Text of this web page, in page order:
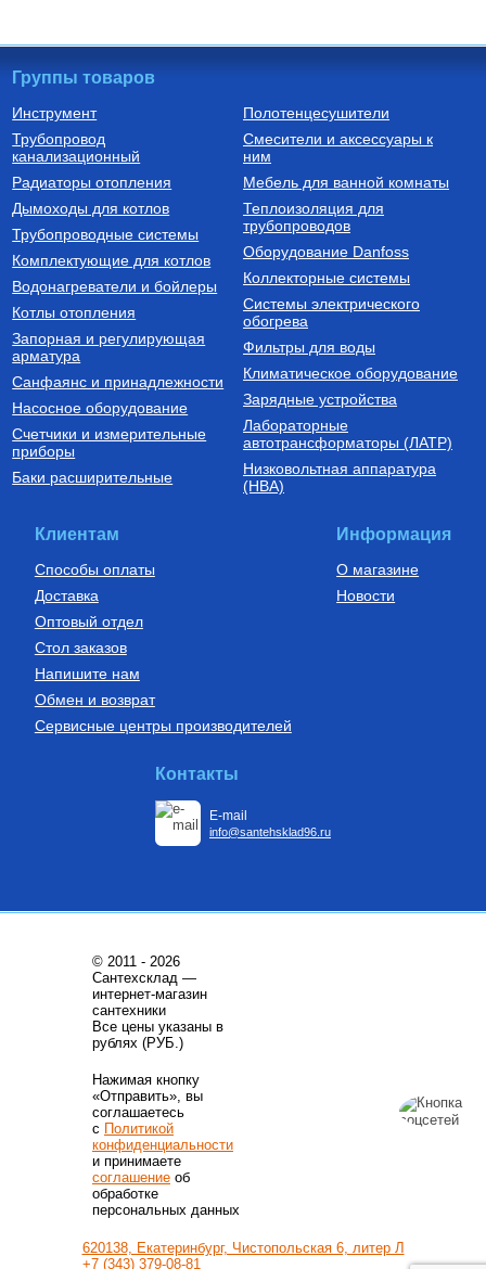
Группы товаров
Инструмент
Трубопровод
канализационный
Радиаторы отопления
Дымоходы для котлов
Трубопроводные системы
Комплектующие для котлов
Водонагреватели и бойлеры
Котлы отопления
Запорная и регулирующая
арматура
Санфаянс и принадлежности
Насосное оборудование
Счетчики и измерительные
приборы
Баки расширительные
Полотенцесушители
Смесители и аксессуары к
ним
Мебель для ванной комнаты
Теплоизоляция для
трубопроводов
Оборудование Danfoss
Коллекторные системы
Системы электрического
обогрева
Фильтры для воды
Климатическое оборудование
Зарядные устройства
Лабораторные
автотрансформаторы (ЛАТР)
Низковольтная аппаратура
(НВА)
Клиентам
Способы оплаты
Доставка
Оптовый отдел
Стол заказов
Напишите нам
Обмен и возврат
Сервисные центры производителей
Информация
О магазине
Новости
Контакты
E-mail
info@santehsklad96.ru
© 2011 - 2026
Сантехсклад —
интернет-магазин
сантехники
Все цены указаны в
рублях (РУБ.)
Нажимая кнопку
«Отправить», вы
соглашаетесь
с Политикой
конфиденциальности
и принимаете
соглашениеоб
обработке
персональных данных
620138, Екатеринбург, Чистопольская 6, литер Л
+7 (343) 379-08-81